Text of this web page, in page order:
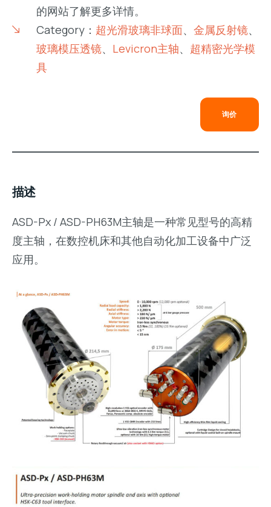
的网站了解更多详情。
Category： 超光滑玻璃非球面、 金属反射镜、
玻璃模压透镜、 Levicron主轴、 超精密光学模
具
询价
描述
ASD-Px / ASD-PH63M主轴是一种常见型号的高精
度主轴，在数控机床和其他自动化加工设备中广泛
应用。